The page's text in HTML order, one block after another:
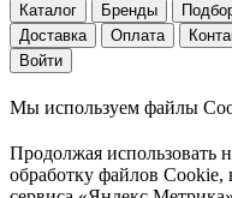
Каталог Бренды
Доставка
Оплата
Войти
Мы используем файлы
Продолжая использовать
обработку файлов Cookie,